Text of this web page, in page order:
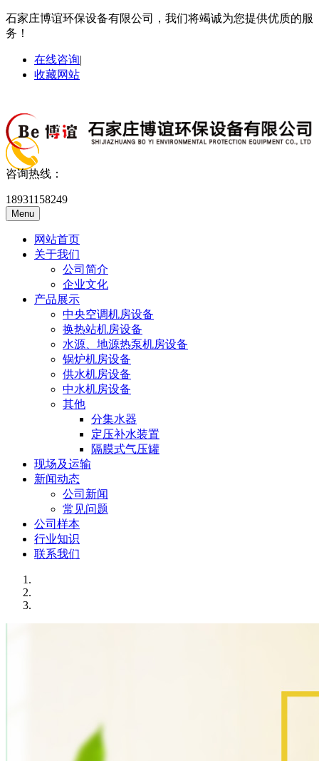
石家庄博谊环保设备有限公司，我们将竭诚为您提供优质的服
务！
在线咨询|
收藏网站
咨询热线：
18931158249
Menu
网站首页
关于我们
公司简介
企业文化
产品展示
中央空调机房设备
换热站机房设备
水源、地源热泵机房设备
锅炉机房设备
供水机房设备
中水机房设备
其他
分集水器
定压补水装置
隔膜式气压罐
现场及运输
新闻动态
公司新闻
常见问题
公司样本
行业知识
联系我们